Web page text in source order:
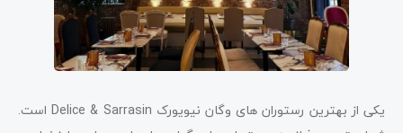
یکی از بهترین رستوران ‌های وگان نیویورک Delice & Sarrasin است.